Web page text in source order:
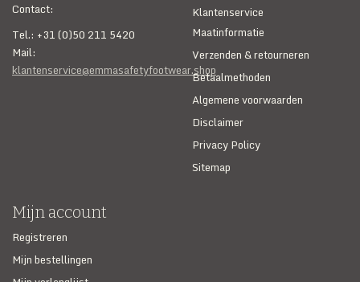
Contact:
Tel.: +31 (0)50 211 5420
Mail:
klantenservice@emmasafetyfootwear.shop
Klantenservice
Maatinformatie
Verzenden & retourneren
Betaalmethoden
Algemene voorwaarden
Disclaimer
Privacy Policy
Sitemap
Mijn account
Registreren
Mijn bestellingen